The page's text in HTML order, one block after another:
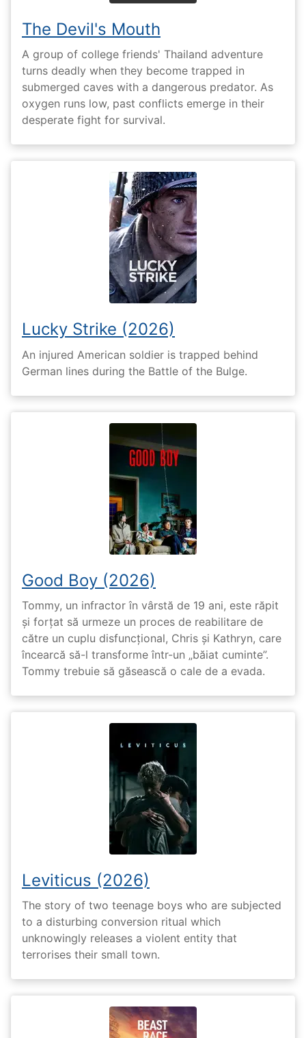
The Devil's Mouth
A group of college friends' Thailand adventure
turns deadly when they become trapped in
submerged caves with a dangerous predator. As
oxygen runs low, past conflicts emerge in their
desperate fight for survival.
Lucky Strike (2026)
An injured American soldier is trapped behind
German lines during the Battle of the Bulge.
Good Boy (2026)
Tommy, un infractor în vârstă de 19 ani, este răpit
și forțat să urmeze un proces de reabilitare de
către un cuplu disfuncțional, Chris și Kathryn, care
încearcă să-l transforme într-un „băiat cuminte”.
Tommy trebuie să găsească o cale de a evada.
Leviticus (2026)
The story of two teenage boys who are subjected
to a disturbing conversion ritual which
unknowingly releases a violent entity that
terrorises their small town.